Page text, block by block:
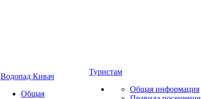
Водопад Кивач
Общая
Туристам
Общая информация